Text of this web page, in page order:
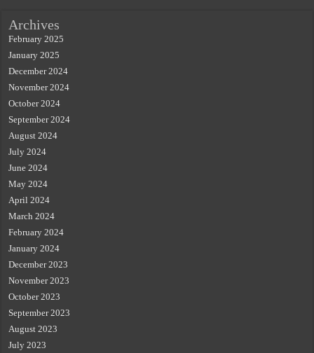
Archives
February 2025
January 2025
December 2024
November 2024
October 2024
September 2024
August 2024
July 2024
June 2024
May 2024
April 2024
March 2024
February 2024
January 2024
December 2023
November 2023
October 2023
September 2023
August 2023
July 2023